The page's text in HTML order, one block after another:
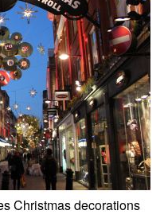
Christmas decorations